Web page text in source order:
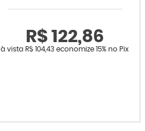
R$ 122,86
à vista R$ 104,43 economize 15% no Pix